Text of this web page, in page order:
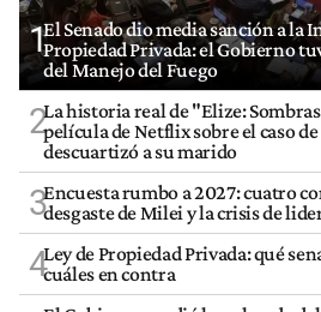
1El Senado dio media sanción a la
Propiedad Privada: el Gobierno
del Manejo del Fuego
2La historia real de "Elize:
película de Netflix sobre el caso
descuartizó a su marido
3Encuesta rumbo a 2027: cuatro
desgaste de Milei y la crisis de
4Ley de Propiedad Privada: qué
cuáles en contra